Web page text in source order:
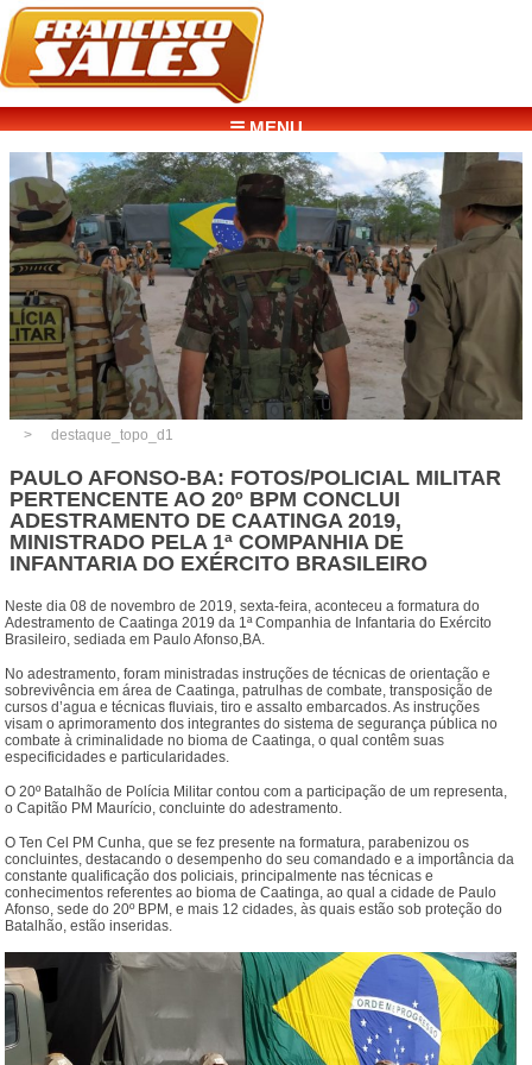
☰ MENU
destaque_topo_d1
PAULO AFONSO-BA: FOTOS/POLICIAL MILITAR
PERTENCENTE AO 20º BPM CONCLUI
ADESTRAMENTO DE CAATINGA 2019,
MINISTRADO PELA 1ª COMPANHIA DE
INFANTARIA DO EXÉRCITO BRASILEIRO
Neste dia 08 de novembro de 2019, sexta-feira, aconteceu a formatura do
Adestramento de Caatinga 2019 da 1ª Companhia de Infantaria do Exército
Brasileiro, sediada em Paulo Afonso,BA.
No adestramento, foram ministradas instruções de técnicas de orientação e
sobrevivência em área de Caatinga, patrulhas de combate, transposição de
cursos d’agua e técnicas fluviais, tiro e assalto embarcados. As instruções
visam o aprimoramento dos integrantes do sistema de segurança pública no
combate à criminalidade no bioma de Caatinga, o qual contêm suas
especificidades e particularidades.
O 20º Batalhão de Polícia Militar contou com a participação de um representa,
o Capitão PM Maurício, concluinte do adestramento.
O Ten Cel PM Cunha, que se fez presente na formatura, parabenizou os
concluintes, destacando o desempenho do seu comandado e a importância da
constante qualificação dos policiais, principalmente nas técnicas e
conhecimentos referentes ao bioma de Caatinga, ao qual a cidade de Paulo
Afonso, sede do 20º BPM, e mais 12 cidades, às quais estão sob proteção do
Batalhão, estão inseridas.